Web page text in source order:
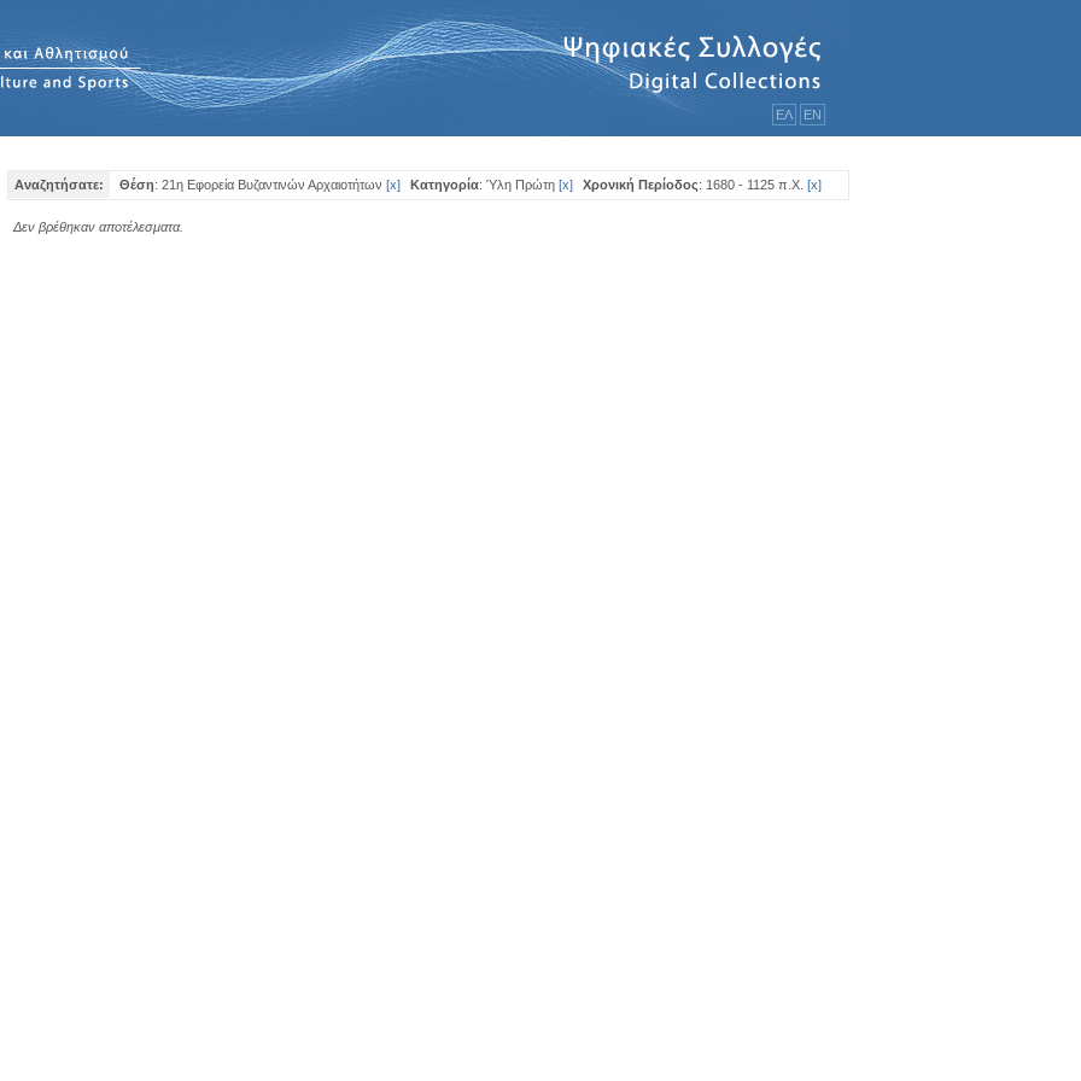
ΕΛ ΕΝ
Αναζητήσατε: Θέση: 21η Εφορεία Βυζαντινών Αρχαιοτήτων [x] Κατηγορία: Ύλη Πρώτη [x] Χρονική Περίοδος: 1680 - 1125 π.Χ. [x]
Δεν βρέθηκαν αποτέλεσματα.